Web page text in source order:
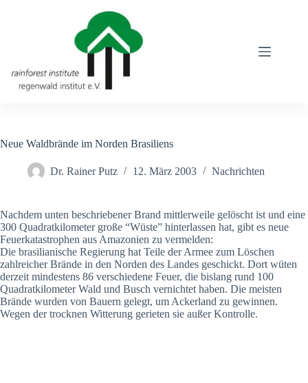
Neue Waldbrände im Norden Brasiliens
Dr. Rainer Putz 12. März 2003 Nachrichten
Nachdem unten beschriebener Brand mittlerweile gelöscht ist und eine
300 Quadratkilometer große “Wüste” hinterlassen hat, gibt es neue
Feuerkatastrophen aus Amazonien zu vermelden:
Die brasilianische Regierung hat Teile der Armee zum Löschen
zahlreicher Brände in den Norden des Landes geschickt. Dort wüten
derzeit mindestens 86 verschiedene Feuer, die bislang rund 100
Quadratkilometer Wald und Busch vernichtet haben. Die meisten
Brände wurden von Bauern gelegt, um Ackerland zu gewinnen.
Wegen der trocknen Witterung gerieten sie außer Kontrolle.